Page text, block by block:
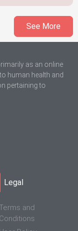
See More
as an online
human health and
pertaining to
Legal
and
Conditions